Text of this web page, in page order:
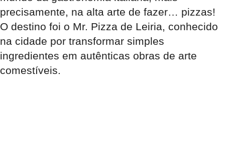
precisamente, na alta arte de fazer… pizzas!
O destino foi o Mr. Pizza de Leiria, conhecido
na cidade por transformar simples
ingredientes em autênticas obras de arte
comestíveis.